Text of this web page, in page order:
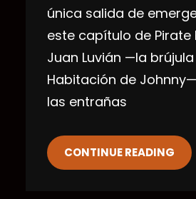
única salida de
este capítulo de Pirate
Juan Luvián —la brújula
Habitación de
las entrañas
CONTINUE READING